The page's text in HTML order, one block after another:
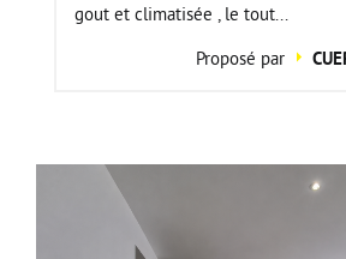
gout et climatisée , le tout...
Proposé par